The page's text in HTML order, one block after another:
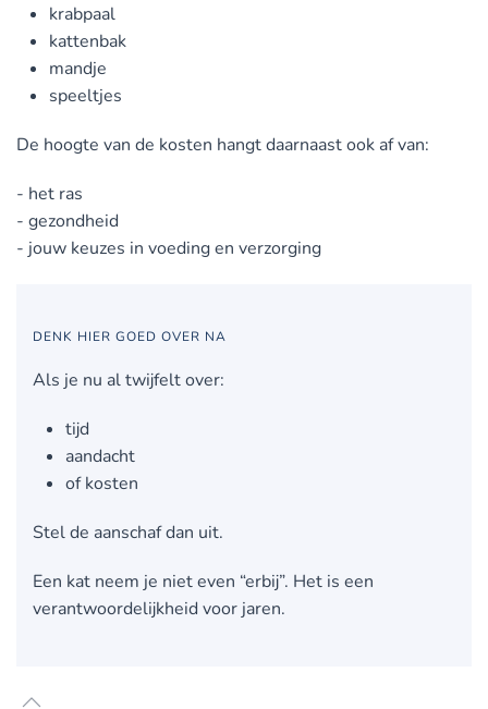
krabpaal
kattenbak
mandje
speeltjes
De hoogte van de kosten hangt daarnaast ook af van:
- het ras
- gezondheid
- jouw keuzes in voeding en verzorging
DENK HIER GOED OVER NA
Als je nu al twijfelt over:
tijd
aandacht
of kosten
Stel de aanschaf dan uit.
Een kat neem je niet even “erbij”. Het is een
verantwoordelijkheid voor jaren.